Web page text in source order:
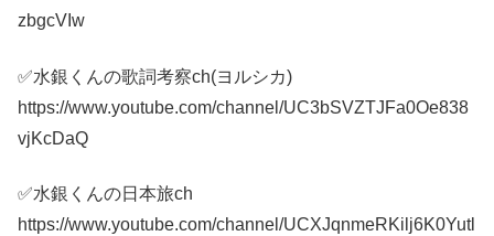
zbgcVIw
✅水銀くんの歌詞考察ch(ヨルシカ)
https://www.youtube.com/channel/UC3bSVZTJFa0Oe838
vjKcDaQ
✅水銀くんの日本旅ch
https://www.youtube.com/channel/UCXJqnmeRKilj6K0Yutl